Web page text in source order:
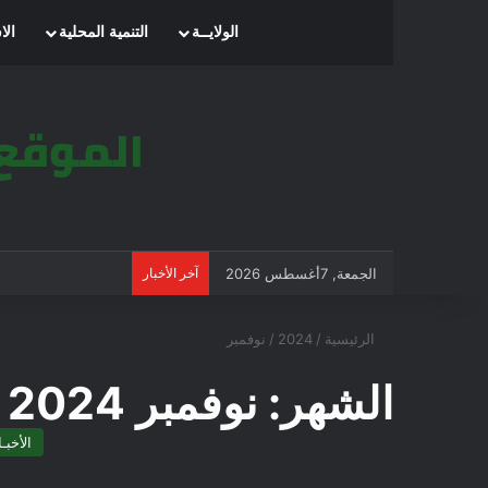
الرئيسيةالولايــة التنمية المحلية
الجمعة, 7أغسطس 2026 آخر الأخبار
الرئيسية /
2024
/ نوفمبر
الشهر: نوفمبر 2024